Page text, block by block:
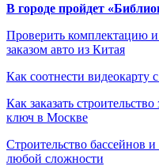
В городе пройдет
Проверить комплектацию и
заказом авто из Китая
Как соотнести видеокарту
Как заказать
ключ в Москве
Строительство бассейнов
любой сложности